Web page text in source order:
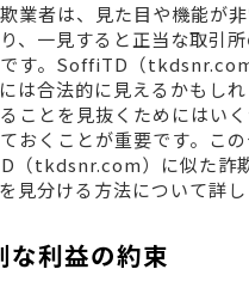
業者は、見た目や機能が
、一見すると正当な取引
す。SoffiTD（
は合法的に見えるかもし
ことを見抜くためにはい
おくことが重要です。こ
（tkdsnr.com）に似た詐
見分ける方法について詳し
な利益の約束